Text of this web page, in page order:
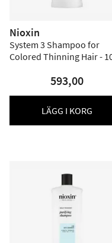
Nioxin
System 3 Shampoo for
Colored Thinning Hair -
593,00
LÄGG I KORG